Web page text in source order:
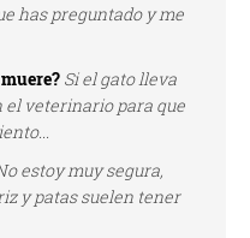
has preguntado y me
Si el gato lleva
el veterinario para que
estoy muy segura,
y patas suelen tener